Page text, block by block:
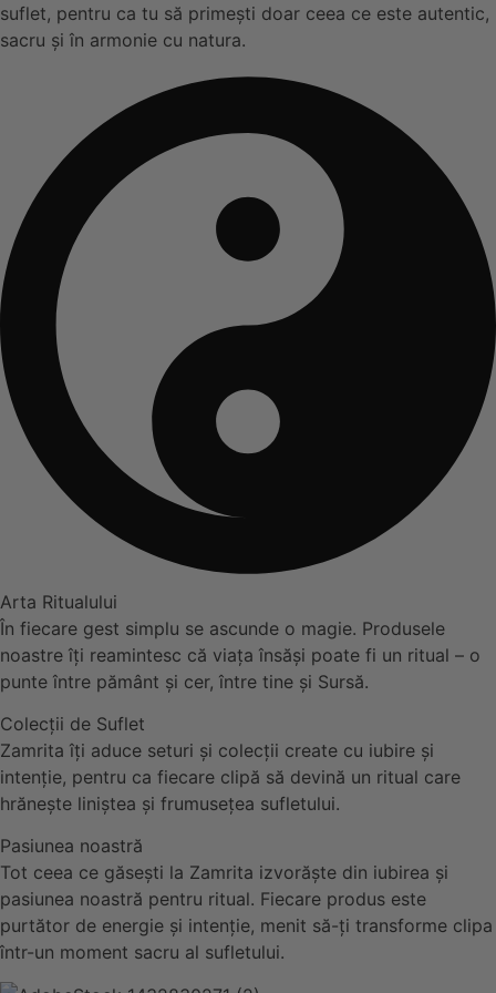
suflet, pentru ca tu să primești doar ceea ce este autentic,
sacru și în armonie cu natura.
Arta Ritualului
În fiecare gest simplu se ascunde o magie. Produsele
noastre îți reamintesc că viața însăși poate fi un ritual – o
punte între pământ și cer, între tine și Sursă.
Colecții de Suflet
Zamrita îți aduce seturi și colecții create cu iubire și
intenție, pentru ca fiecare clipă să devină un ritual care
hrănește liniștea și frumusețea sufletului.
Pasiunea noastră
Tot ceea ce găsești la Zamrita izvorăște din iubirea și
pasiunea noastră pentru ritual. Fiecare produs este
purtător de energie și intenție, menit să-ți transforme clipa
într-un moment sacru al sufletului.